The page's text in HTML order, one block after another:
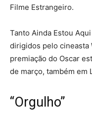
Filme Estrangeiro.
Tanto Ainda Estou
dirigidos pelo cineasta
premiação do Oscar
de março, também em
“Orgulho”